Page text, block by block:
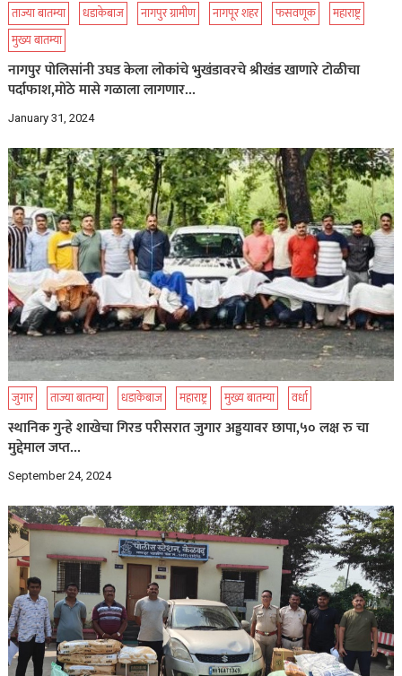
ताज्या बातम्या धडाकेबाज नागपुर ग्रामीण नागपूर शहर फसवणूक
महाराष्ट्र
मुख्य बातम्या
नागपुर पोलिसांनी उघड केला लोकांचे भुखंडावरचे श्रीखंड खाणारे टोळीचा
पर्दाफाश,मोठे मासे गळाला लागणार…
January 31, 2024
जुगार ताज्या बातम्या धडाकेबाज महाराष्ट्र मुख्य बातम्या वर्धा
स्थानिक गुन्हे शाखेचा गिरड परीसरात जुगार अड्डयावर छापा,५० लक्ष रु चा
मुद्देमाल जप्त…
September 24, 2024